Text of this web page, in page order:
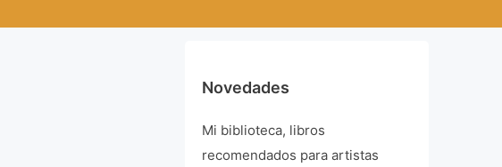
Novedades
Mi biblioteca, libros
recomendados para artistas